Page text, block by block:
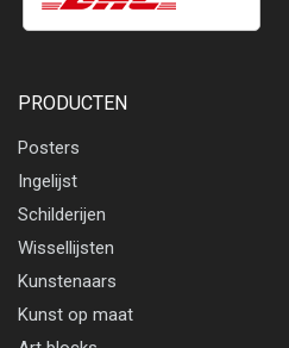
PRODUCTEN
Posters
Ingelijst
Schilderijen
Wissellijsten
Kunstenaars
Kunst op maat